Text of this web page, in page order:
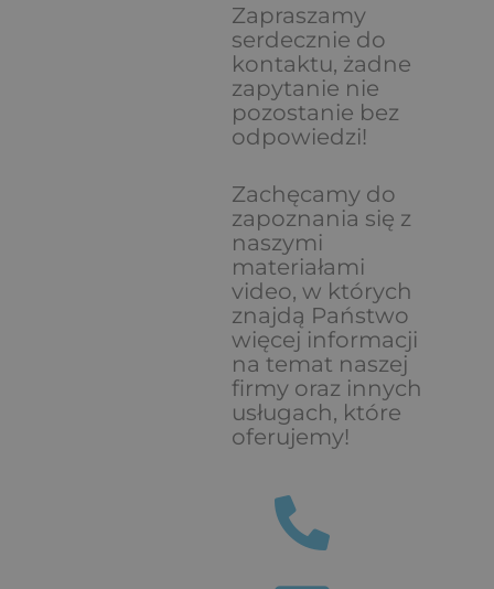
Zapraszamy
serdecznie do
kontaktu, żadne
zapytanie nie
pozostanie bez
odpowiedzi!
Zachęcamy do
zapoznania się z
naszymi
materiałami
video, w których
znajdą Państwo
więcej informacji
na temat naszej
firmy oraz innych
usługach, które
oferujemy!